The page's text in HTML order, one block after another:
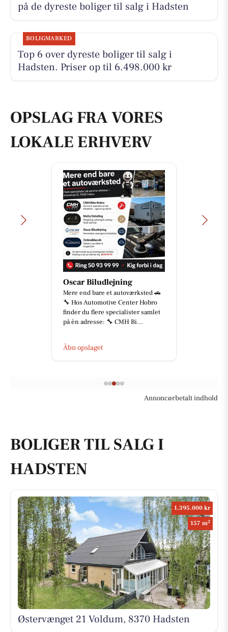
på de dyreste boliger til salg i Hadsten
BOLIGMARKED
Top 6 over dyreste boliger til salg i
Hadsten. Priser op til 6.498.000 kr
OPSLAG FRA VORES
LOKALE ERHVERV
Oscar Biludlejning
Mere end bare et autoværksted 🚗
🔧 Hos Automotive Center Hobro
finder du flere specialister samlet
på én adresse: 🔧 CMH Bi...
Åbn opslaget
Annoncørbetalt indhold
BOLIGER TIL SALG I
HADSTEN
1.395.000 kr
157 m2
Østervænget 21 Voldum, 8370 Hadsten